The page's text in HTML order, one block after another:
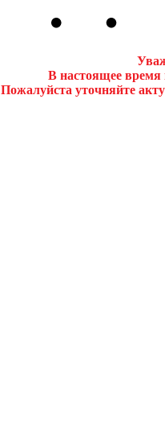
В настоящее время
Пожалуйста уточняйте